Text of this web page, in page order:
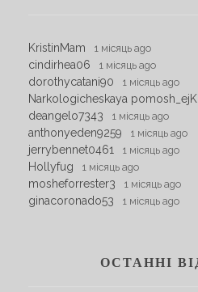
KristinMam 1 місяць ago
cindirhea06 1 місяць ago
dorothycatani90 1 місяць ago
Narkologicheskaya
deangelo7343 1 місяць ago
anthonyeden9259 1 місяць ago
jerrybennet0461 1 місяць ago
Hollyfug 1 місяць ago
mosheforrester3 1 місяць ago
ginacoronado53 1 місяць ago
ОСТАННІ